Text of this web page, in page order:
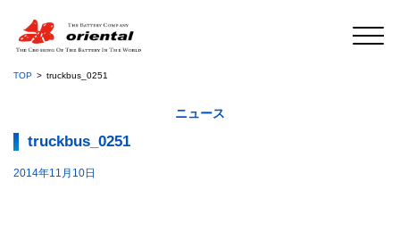
TOP truckbus_0251
ニュース
truckbus_0251
2014年11月10日